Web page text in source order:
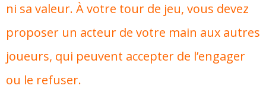
ni sa valeur. À votre tour de jeu, vous devez
proposer un acteur de votre main aux autres
joueurs, qui peuvent accepter de l’engager
ou le refuser.